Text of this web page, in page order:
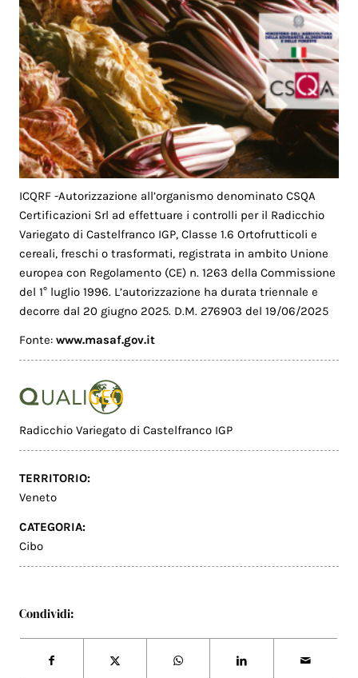
ICQRF -Autorizzazione all’organismo denominato CSQA
Certificazioni Srl ad effettuare i controlli per il Radicchio
Variegato di Castelfranco IGP, Classe 1.6 Ortofrutticoli e
cereali, freschi o trasformati, registrata in ambito Unione
europea con Regolamento (CE) n. 1263 della Commissione
del 1° luglio 1996. L’autorizzazione ha durata triennale e
decorre dal 20 giugno 2025. D.M. 276903 del 19/06/2025
Fonte:www.masaf.gov.it
Radicchio Variegato di Castelfranco IGP
TERRITORIO:
Veneto
CATEGORIA:
Cibo
Condividi: